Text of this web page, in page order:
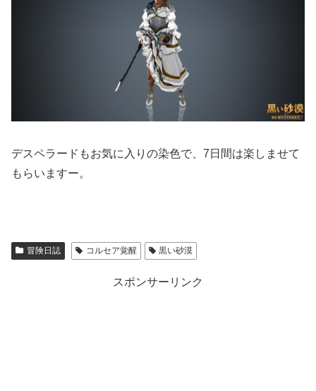
デスペラードもお気に入りの染色で、7日間は楽しませて
もらいますー。
冒険日誌 コルセア覚醒 黒い砂漠
スポンサーリンク